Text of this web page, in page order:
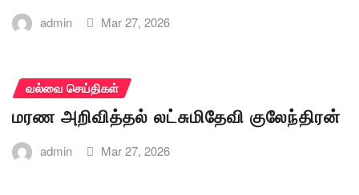
admin Mar 27, 2026
வல்வை செய்திகள்
மரண அறிவித்தல் லட்சுமிதேவி குலேந்திரன்
admin Mar 27, 2026